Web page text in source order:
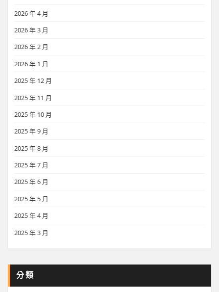
2026 年 4 月
2026 年 3 月
2026 年 2 月
2026 年 1 月
2025 年 12 月
2025 年 11 月
2025 年 10 月
2025 年 9 月
2025 年 8 月
2025 年 7 月
2025 年 6 月
2025 年 5 月
2025 年 4 月
2025 年 3 月
分類